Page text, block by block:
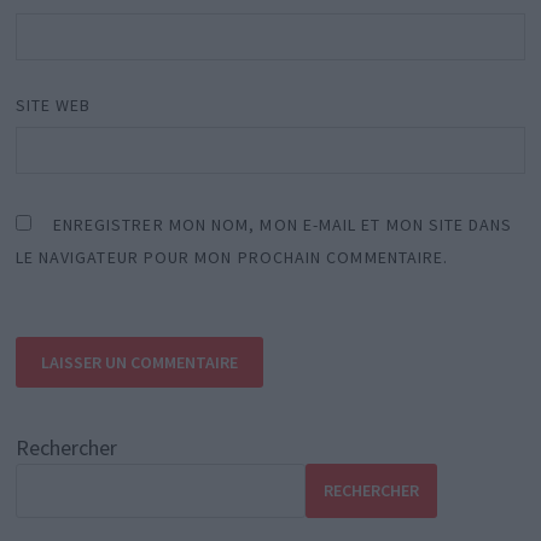
SITE WEB
ENREGISTRER MON NOM, MON E-MAIL ET MON SITE DANS
LE NAVIGATEUR POUR MON PROCHAIN COMMENTAIRE.
Rechercher
RECHERCHER